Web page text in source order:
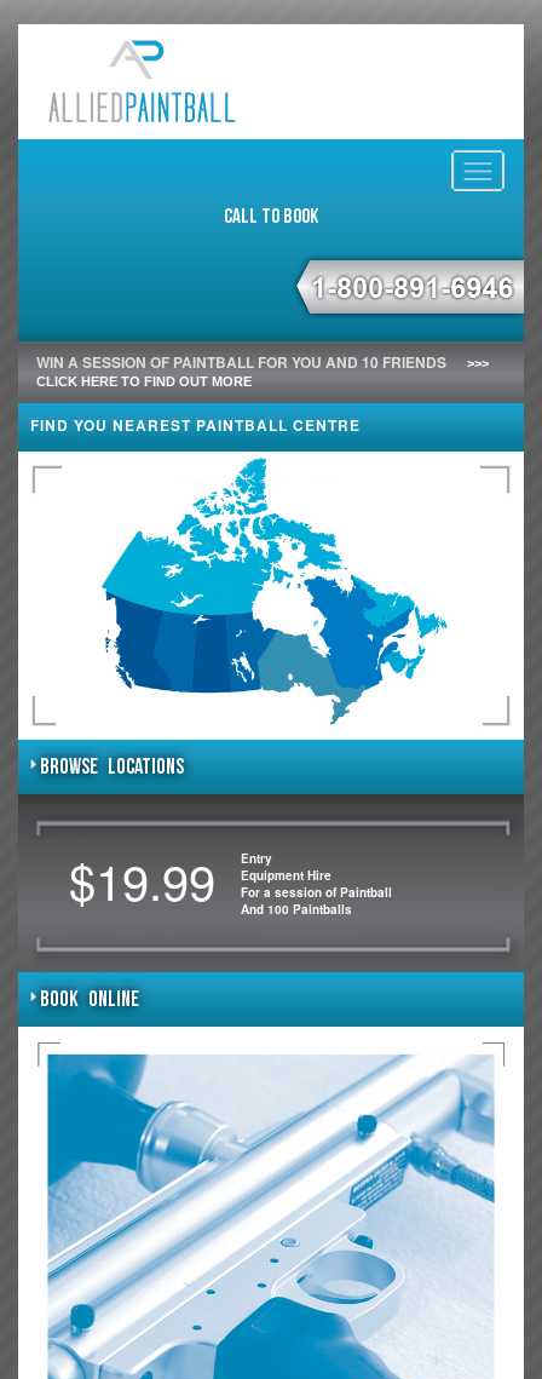
Toggle
Call to Book
WIN A SESSION OF PAINTBALL FOR YOU AND 10 FRIENDS
>>>
CLICK HERE TO FIND OUT MORE
FIND YOU NEAREST PAINTBALL CENTRE
BROWSE LOCATIONS
$19.99
Entry
Equipment Hire
For a session of Paintball
And 100 Paintballs
BOOK ONLINE